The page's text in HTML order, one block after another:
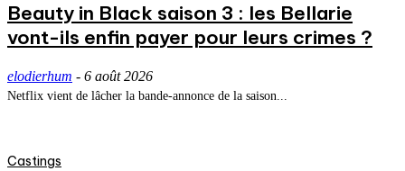
Beauty in Black saison 3 : les Bellarie
vont-ils enfin payer pour leurs crimes ?
elodierhum - 6 août 2026
Netflix vient de lâcher la bande-annonce de la saison...
Castings